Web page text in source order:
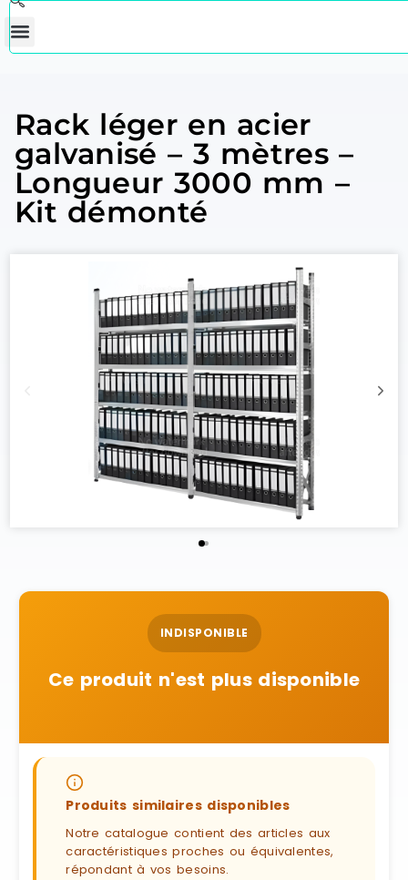
Rack léger en acier
galvanisé – 3 mètres –
Longueur 3000 mm –
Kit démonté
INDISPONIBLE
Ce produit n'est plus disponible
Produits similaires disponibles
Notre catalogue contient des articles aux
caractéristiques proches ou équivalentes,
répondant à vos besoins.